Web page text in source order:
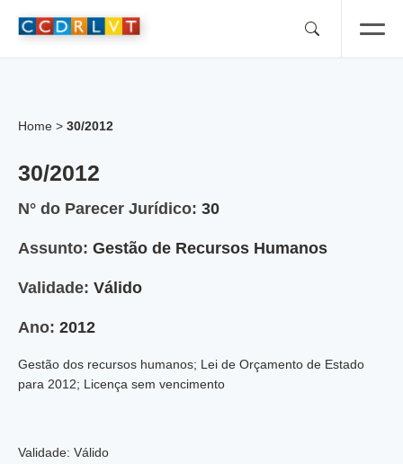
Home > 30/2012
30/2012
N° do Parecer Jurídico: 30
Assunto: Gestão de Recursos Humanos
Validade: Válido
Ano: 2012
Gestão dos recursos humanos; Lei de Orçamento de Estado
para 2012; Licença sem vencimento
Validade: Válido